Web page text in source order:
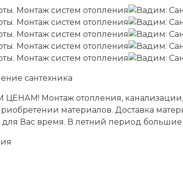
Монтаж отопления,
материалов. Доставка
Вас время. В летний период